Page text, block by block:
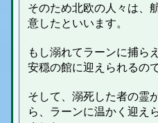
そのため北欧の人々は、
意したといいます。
もし溺れてラーンに捕ら
安穏の館に迎えられるので
そして、溺死した者の霊
ら、ラーンに温かく迎え